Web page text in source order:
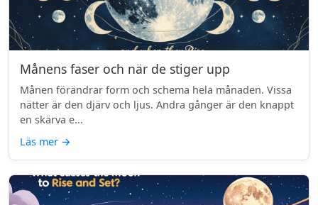
Månens faser och när de stiger upp
Månen förändrar form och schema hela månaden. Vissa
nätter är den djärv och ljus. Andra gånger är den knappt
en skärva e...
Läs mer →